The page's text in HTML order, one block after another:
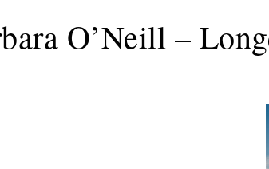
O’Neill –